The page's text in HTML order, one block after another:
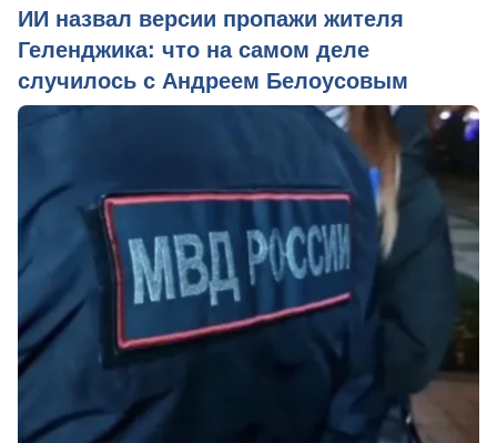
ИИ назвал версии пропажи жителя
Геленджика: что на самом деле
случилось с Андреем Белоусовым